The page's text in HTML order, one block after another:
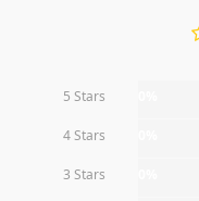
5 Stars
4 Stars
3 Stars